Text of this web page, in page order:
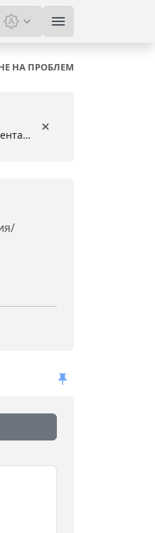
Смяна на тема:
НА ПРОБЛЕМ
Инсталирайте безплатното разширение за браузър, за да запазвате и достъпвате любимите си инструменти от лентата с инструменти